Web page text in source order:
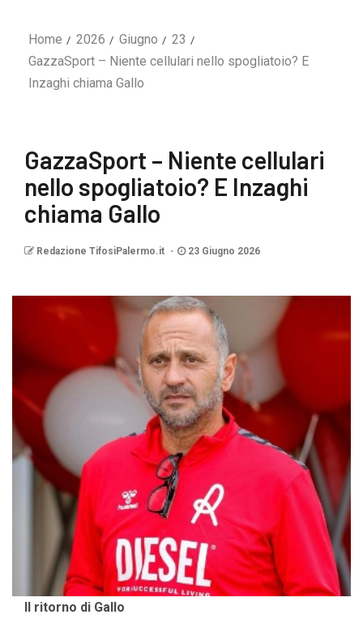
Home 2026 Giugno
23
GazzaSport – Niente cellulari nello spogliatoio? E
Inzaghi chiama Gallo
GazzaSport – Niente cellulari
nello spogliatoio? E Inzaghi
chiama Gallo
Redazione TifosiPalermo.it 23 Giugno 2026
Il ritorno di Gallo